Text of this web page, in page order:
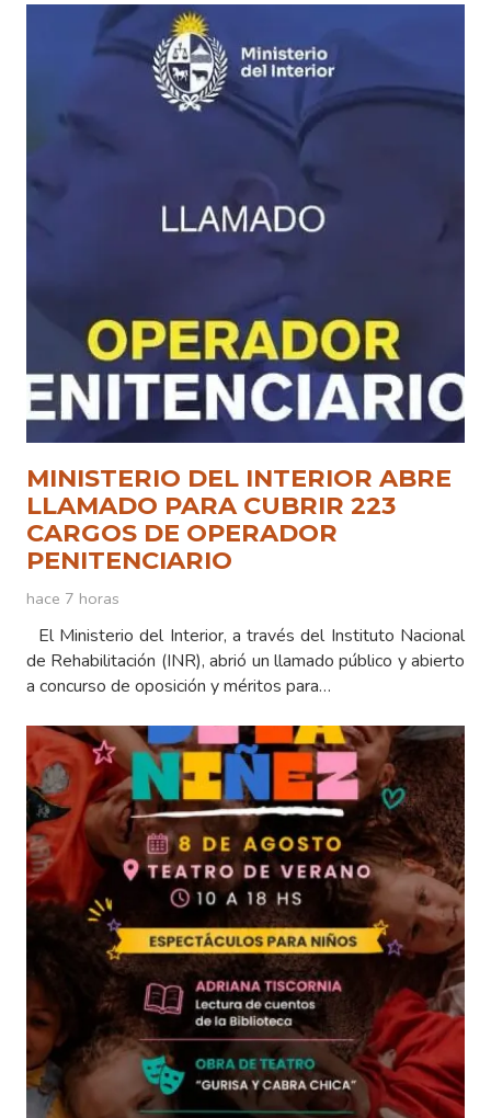
MINISTERIO DEL INTERIOR ABRE
LLAMADO PARA CUBRIR 223
CARGOS DE OPERADOR
PENITENCIARIO
hace 7 horas
El Ministerio del Interior, a través del Instituto Nacional
de Rehabilitación (INR), abrió un llamado público y abierto
a concurso de oposición y méritos para…